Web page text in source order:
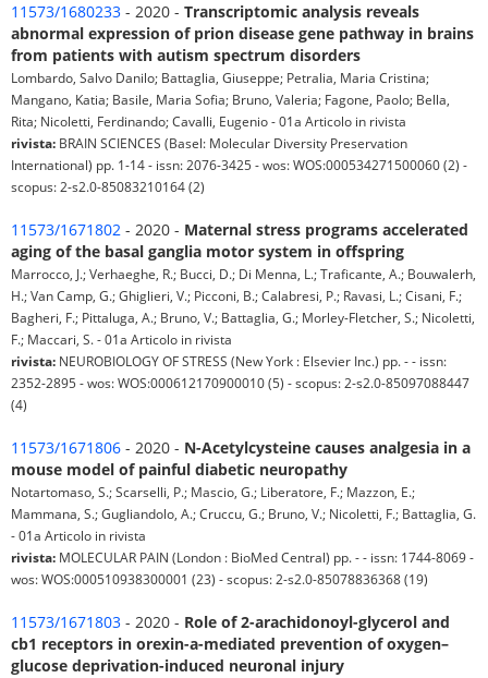
11573/1680233 - 2020 - Transcriptomic analysis reveals
abnormal expression of prion disease gene pathway in brains
from patients with autism spectrum disorders
Lombardo, Salvo Danilo; Battaglia, Giuseppe; Petralia, Maria Cristina;
Mangano, Katia; Basile, Maria Sofia; Bruno, Valeria; Fagone, Paolo; Bella,
Rita; Nicoletti, Ferdinando; Cavalli, Eugenio - 01a Articolo in rivista
rivista: BRAIN SCIENCES (Basel: Molecular Diversity Preservation
International) pp. 1-14 - issn: 2076-3425 - wos: WOS:000534271500060 (2) -
scopus: 2-s2.0-85083210164 (2)
11573/1671802 - 2020 - Maternal stress programs accelerated
aging of the basal ganglia motor system in offspring
Marrocco, J.; Verhaeghe, R.; Bucci, D.; Di Menna, L.; Traficante, A.; Bouwalerh,
H.; Van Camp, G.; Ghiglieri, V.; Picconi, B.; Calabresi, P.; Ravasi, L.; Cisani, F.;
Bagheri, F.; Pittaluga, A.; Bruno, V.; Battaglia, G.; Morley-Fletcher, S.; Nicoletti,
F.; Maccari, S. - 01a Articolo in rivista
rivista: NEUROBIOLOGY OF STRESS (New York : Elsevier Inc.) pp. - - issn:
2352-2895 - wos: WOS:000612170900010 (5) - scopus: 2-s2.0-85097088447
(4)
11573/1671806 - 2020 - N-Acetylcysteine causes analgesia in a
mouse model of painful diabetic neuropathy
Notartomaso, S.; Scarselli, P.; Mascio, G.; Liberatore, F.; Mazzon, E.;
Mammana, S.; Gugliandolo, A.; Cruccu, G.; Bruno, V.; Nicoletti, F.; Battaglia, G.
- 01a Articolo in rivista
rivista: MOLECULAR PAIN (London : BioMed Central) pp. - - issn: 1744-8069 -
wos: WOS:000510938300001 (23) - scopus: 2-s2.0-85078836368 (19)
11573/1671803 - 2020 - Role of 2-arachidonoyl-glycerol and
cb1 receptors in orexin-a-mediated prevention of oxygen–
glucose deprivation-induced neuronal injury